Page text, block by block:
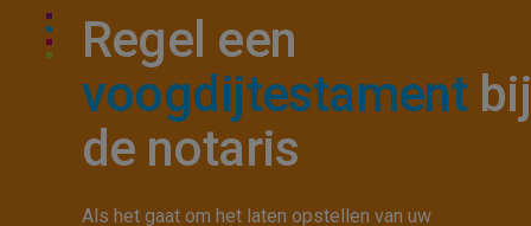
Regel een
voogdijtestament bij
de notaris
Als het gaat om het laten opstellen van uw